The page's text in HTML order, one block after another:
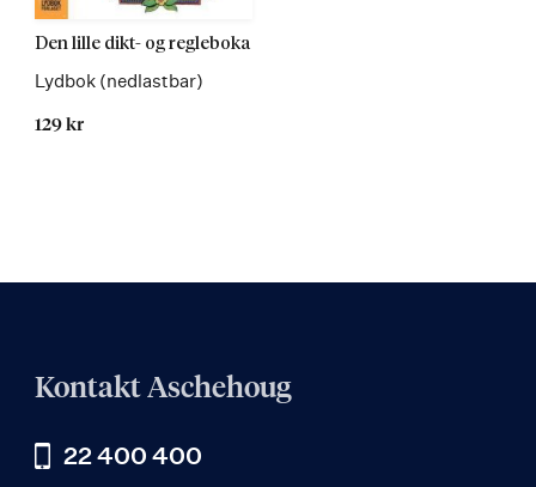
Den lille dikt- og regleboka
Lydbok (nedlastbar)
129 kr
Kontakt Aschehoug
22 400 400